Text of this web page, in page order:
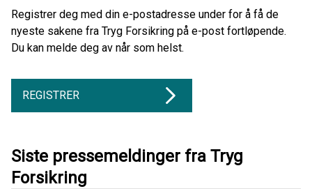
Registrer deg med din e-postadresse under for å få de
nyeste sakene fra Tryg Forsikring på e-post fortløpende.
Du kan melde deg av når som helst.
REGISTRER
Siste pressemeldinger fra Tryg
Forsikring